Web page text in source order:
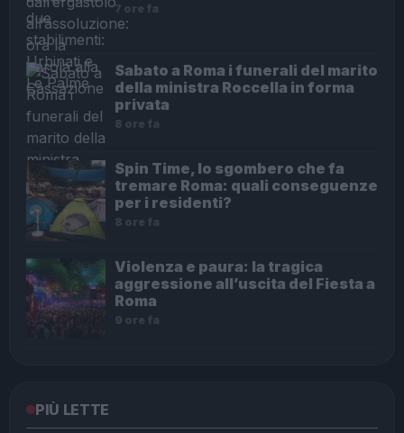
7 ore fa
Sabato a Roma i funerali del marito
della ministra Roccella in forma
privata
8 ore fa
Spin Time, lo sgombero che fa
tremare Roma: quali conseguenze
per i residenti?
8 ore fa
Violenza e paura: la tragica
aggressione all’uscita del Fiesta a
Roma
9 ore fa
PIÙ LETTE